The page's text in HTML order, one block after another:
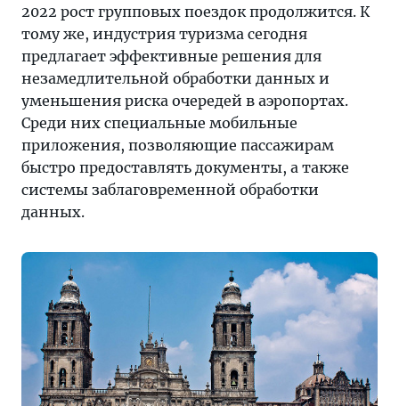
2022 рост групповых поездок продолжится. К
тому же, индустрия туризма сегодня
предлагает эффективные решения для
незамедлительной обработки данных и
уменьшения риска очередей в аэропортах.
Среди них специальные мобильные
приложения, позволяющие пассажирам
быстро предоставлять документы, а также
системы заблаговременной обработки
данных.